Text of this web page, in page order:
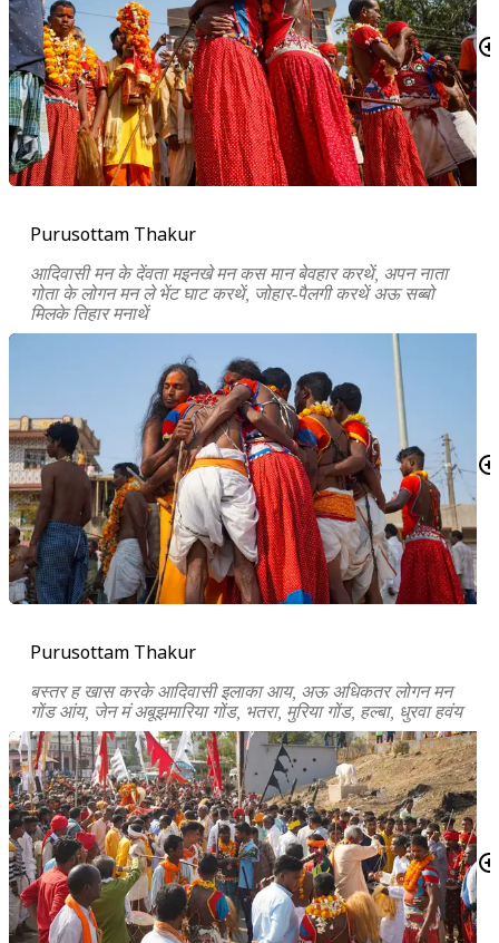
Purusottam Thakur
आदिवासी मन के देंवता मइनखे मन कस मान बेवहार करथें, अपन नाता
गोता के लोगन मन ले भेंट घाट करथें, जोहार-पैलगी करथें अऊ सब्बो
मिलके तिहार मनाथें
Purusottam Thakur
बस्तर ह खास करके आदिवासी इलाका आय, अऊ अधिकतर लोगन मन
गोंड आंय, जेन मं अबूझमारिया गोंड, भतरा, मुरिया गोंड, हल्बा, धुरवा हवंय